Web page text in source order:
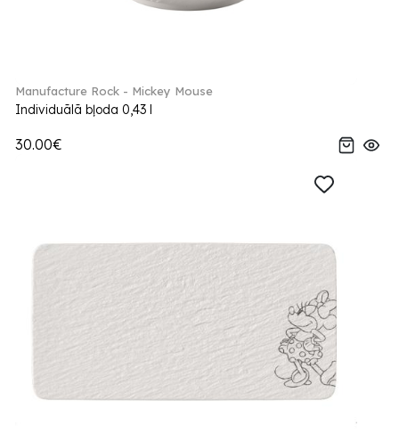
Manufacture Rock - Mickey Mouse
Individuālā bļoda 0,43 l
30.00€